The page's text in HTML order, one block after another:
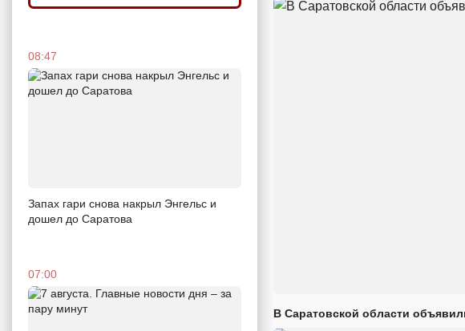
08:47
Запах гари снова накрыл Энгельс и
дошел до Саратова
07:00
В Саратовской области